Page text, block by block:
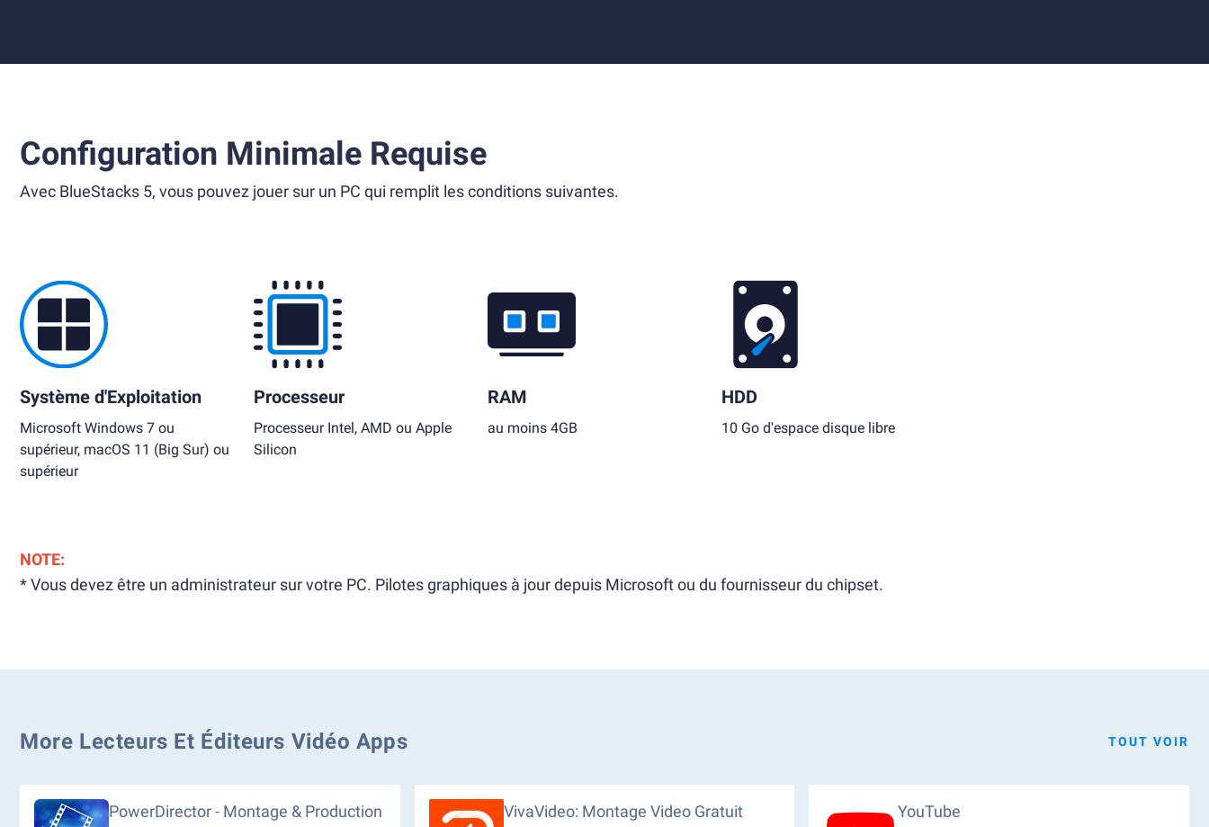
Configuration Minimale Requise
Avec BlueStacks 5, vous pouvez jouer sur un PC qui remplit les conditions suivantes.
Système d'Exploitation
Microsoft Windows 7 ou
supérieur, macOS 11 (Big Sur) ou
supérieur
Processeur
Processeur Intel, AMD ou Apple
Silicon
RAM
au moins 4GB
HDD
10 Go d'espace disque libre
NOTE:
* Vous devez être un administrateur sur votre PC. Pilotes graphiques à jour depuis Microsoft ou du fournisseur du chipset.
More Lecteurs Et Éditeurs Vidéo Apps TOUT VOIR
PowerDirector - Montage & Production VivaVideo: Montage Video Gratuit YouTube